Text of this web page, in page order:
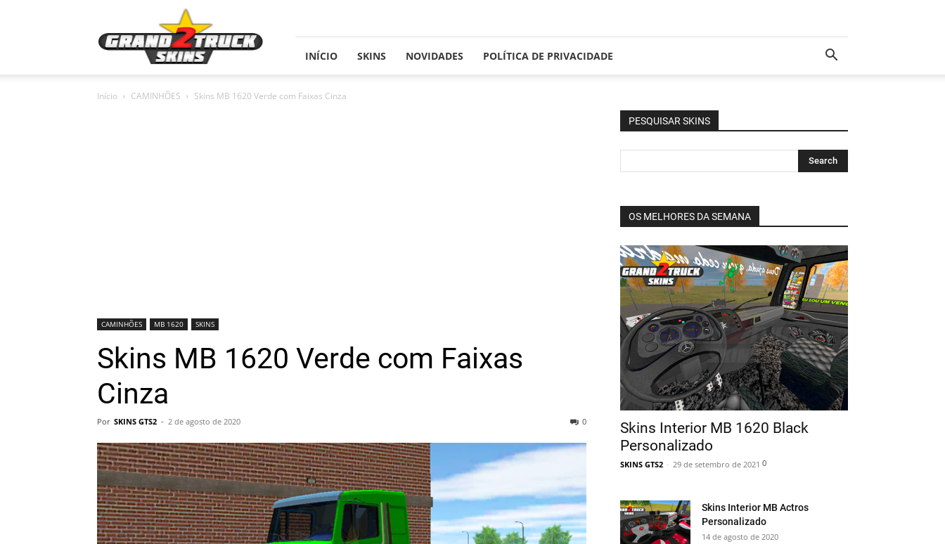
Truck
INÍCIO SKINS NOVIDADES POLÍTICA DE PRIVACIDADE
Início CAMINHÕES Skins MB 1620 Verde com Faixas Cinza
CAMINHÕES MB 1620 SKINS
Skins MB 1620 Verde com Faixas
Cinza
Por SKINS GTS2 - 2 de agosto de 2020 0
PESQUISAR SKINS
OS MELHORES DA SEMANA
Skins Interior MB 1620 Black
Personalizado
SKINS GTS2 - 29 de setembro de 2021 0
Skins Interior MB Actros
Personalizado
14 de agosto de 2020